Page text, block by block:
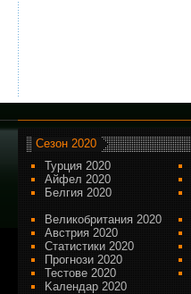
Сезон 2020
Турция 2020
Айфел 2020
Белгия 2020
Великобритания 2020
Австрия 2020
Статистики 2020
Прогнози 2020
Тестове 2020
Kалендар 2020